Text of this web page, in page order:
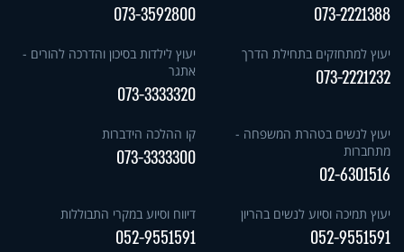
073-2221388
073-3592800
יעוץ למתחזקים בתחילת הדרך
073-2221232
יעוץ לילדות בסיכון והדרכה להורים -
אתגר
073-3333320
יעוץ לנשים בטהרת המשפחה -
מתחברות
02-6301516
קו ההלכה הידברות
073-3333300
יעוץ תמיכה וסיוע לנשים בהריון
052-9551591
דיווח וסיוע במקרי התבוללות
052-9551591